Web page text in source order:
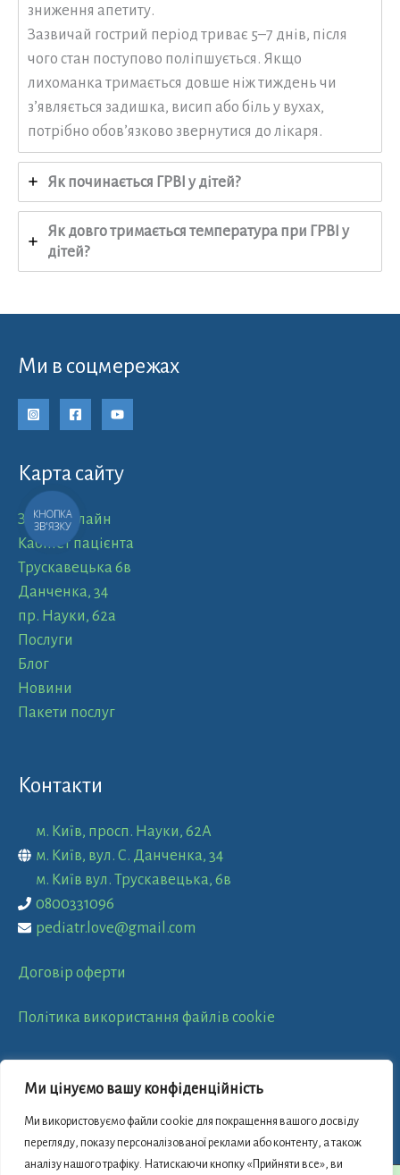
Ми цінуємо вашу конфіденційність
Ми використовуємо файли cookie для покращення вашого досвіду
перегляду, показу персоналізованої реклами або контенту, а також
аналізу нашого трафіку. Натискаючи кнопку «Прийняти все», ви
зниження апетиту.
Зазвичай гострий період триває 5–7 днів, після
чого стан поступово поліпшується. Якщо
лихоманка тримається довше ніж тиждень чи
з’являється задишка, висип або біль у вухах,
потрібно обов’язково звернутися до лікаря.
Як починається ГРВІ у дітей?
Як довго тримається температура при ГРВІ у
дітей?
Ми в соцмережах
Карта сайту
Запис онлайн
Кабінет пацієнта
Трускавецька 6в
Данченка, 34
пр. Науки, 62а
Послуги
Блог
Новини
Пакети послуг
Контакти
м. Київ, просп. Науки, 62А
м. Київ, вул. С. Данченка, 34
м. Київ вул. Трускавецька, 6в
0800331096
pediatr.love@gmail.com
Договір оферти
Політика використання файлів cookie
Пошук
КНОПКА
ЗВ'ЯЗКУ